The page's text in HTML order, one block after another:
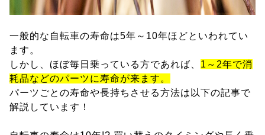
一般的な自転車の寿命は5年～10年ほどといわれてい
ます。
しかし、ほぼ毎日乗っている方であれば、 1～2年で消
耗品などのパーツに寿命が来ます。
パーツごとの寿命や長持ちさせる方法は以下の記事で
解説しています！